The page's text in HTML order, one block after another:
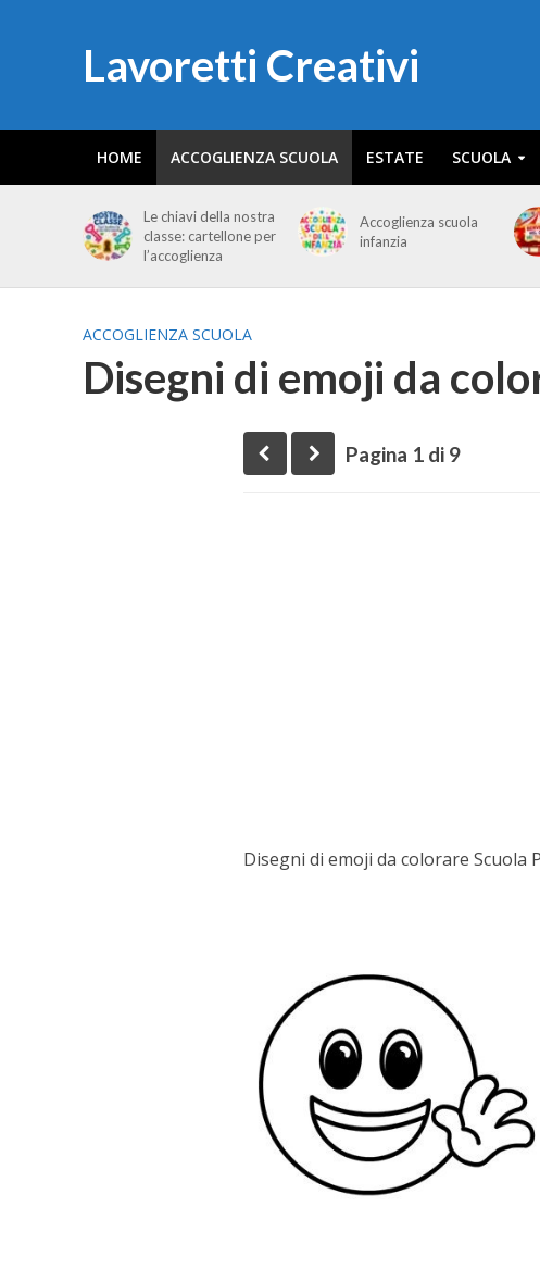
Lavoretti Creativi
HOME ACCOGLIENZA SCUOLA ESTATE SCUOLA
Le chiavi della nostra
classe: cartellone per
l’accoglienza
Accoglienza scuola
infanzia
ACCOGLIENZA SCUOLA
Disegni di emoji da
Pagina 1 di 9
Disegni di emoji da colorare Scuola